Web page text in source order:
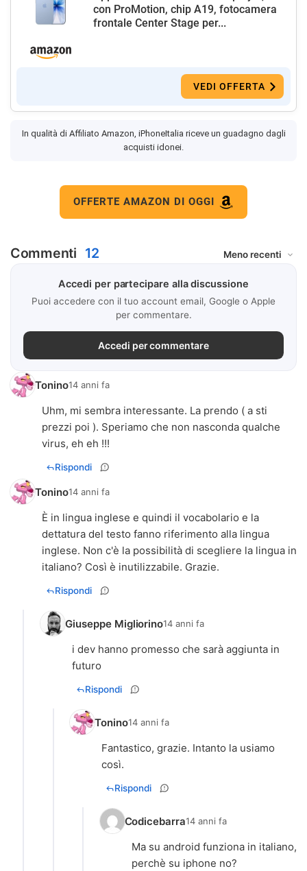
con ProMotion, chip A19, fotocamera
frontale Center Stage per...
VEDI OFFERTA
In qualità di Affiliato Amazon, iPhoneItalia riceve un guadagno dagli
acquisti idonei.
OFFERTE AMAZON DI OGGI
Commenti 12
Accedi per partecipare alla discussione
Puoi accedere con il tuo account email, Google o Apple
per commentare.
Accedi per commentare
Tonino14 anni fa
Uhm, mi sembra interessante. La prendo ( a sti
prezzi poi ). Speriamo che non nasconda qualche
virus, eh eh !!!
Rispondi
Tonino14 anni fa
È in lingua inglese e quindi il vocabolario e la
dettatura del testo fanno riferimento alla lingua
inglese. Non c'è la possibilità di scegliere la lingua in
italiano? Così è inutilizzabile. Grazie.
Rispondi
Giuseppe Migliorino14 anni fa
i dev hanno promesso che sarà aggiunta in
futuro
Rispondi
Tonino14 anni fa
Fantastico, grazie. Intanto la usiamo
così.
Rispondi
Codicebarra14 anni fa
Ma su android funziona in italiano,
perchè su iphone no?